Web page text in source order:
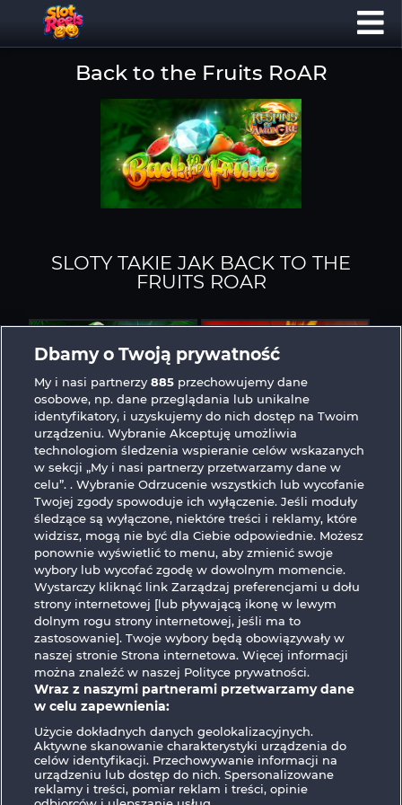
Back to the Fruits RoAR
SLOTY TAKIE JAK BACK TO THE
FRUITS ROAR
Back to the Fruits Explodiac Maxi Play
Frooty Troupe Sun Splash Fruit Love
Zasady i warunki Polityka prywatności
Nota prawna Firma FAQ Facebook
Prześlij wniosek o wypłatę
Dbamy o Twoją prywatność
My i nasi partnerzy885 przechowujemy dane
osobowe, np. dane przeglądania lub unikalne
identyfikatory, i uzyskujemy do nich dostęp na Twoim
urządzeniu. Wybranie Akceptuję umożliwia
technologiom śledzenia wspieranie celów wskazanych
w sekcji „My i nasi partnerzy przetwarzamy dane w
celu”. . Wybranie Odrzucenie wszystkich lub wycofanie
Twojej zgody spowoduje ich wyłączenie. Jeśli moduły
śledzące są wyłączone, niektóre treści i reklamy, które
widzisz, mogą nie być dla Ciebie odpowiednie. Możesz
ponownie wyświetlić to menu, aby zmienić swoje
wybory lub wycofać zgodę w dowolnym momencie.
Wystarczy kliknąć link Zarządzaj preferencjami u dołu
strony internetowej [lub pływającą ikonę w lewym
dolnym rogu strony internetowej, jeśli ma to
zastosowanie]. Twoje wybory będą obowiązywały w
naszej stronie Strona internetowa. Więcej informacji
można znaleźć w naszej Polityce prywatności.
Wraz z naszymi partnerami przetwarzamy dane
w celu zapewnienia:
Użycie dokładnych danych geolokalizacyjnych.
Aktywne skanowanie charakterystyki urządzenia do
celów identyfikacji. Przechowywanie informacji na
urządzeniu lub dostęp do nich. Spersonalizowane
reklamy i treści, pomiar reklam i treści, opinie